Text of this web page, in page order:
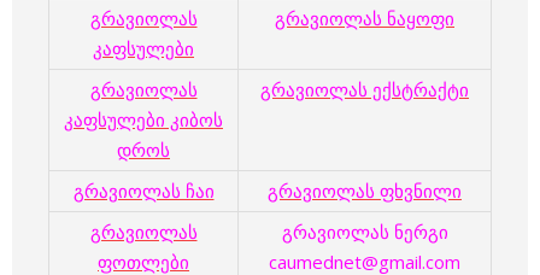
გრავიოლას
კაფსულები
გრავიოლას ნაყოფი
გრავიოლას
კაფსულები კიბოს
დროს
გრავიოლას ექსტრაქტი
გრავიოლას ჩაი
გრავიოლას ფხვნილი
გრავიოლას
ფოთლები
გრავიოლას ნერგი
caumednet@gmail.com